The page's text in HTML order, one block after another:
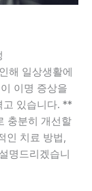
해 일상생활에
이명 증상을
고 있습니다. **
충분히 개선할
인 치료 방법,
명드리겠습니